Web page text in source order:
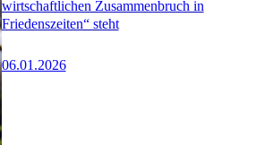
wirtschaftlichen Zusammenbruch in
Friedenszeiten“ steht
06.01.2026